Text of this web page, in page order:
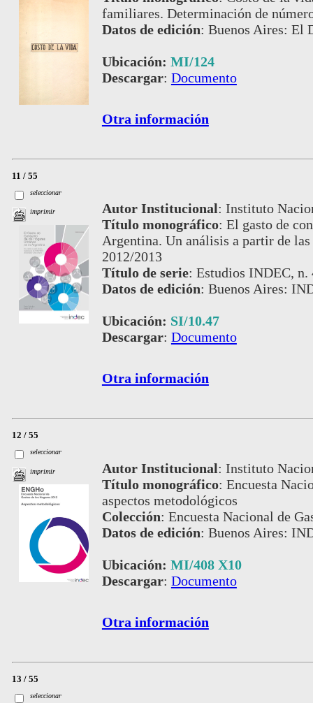
familiares. Determinación de
Datos de edición: Buenos Aires: El
Ubicación: MI/124
Descargar: Documento
Otra información
11 / 55
seleccionar
imprimir Autor Institucional: Instituto
Título monográfico: El gasto de
Argentina. Un análisis a partir de
2012/2013
Título de serie: Estudios INDEC, n.
Datos de edición: Buenos Aires:
Ubicación: SI/10.47
Descargar: Documento
Otra información
12 / 55
seleccionar
imprimir Autor Institucional: Instituto
Título monográfico: Encuesta
aspectos metodológicos
Colección: Encuesta Nacional de
Datos de edición: Buenos Aires:
Ubicación: MI/408 X10
Descargar: Documento
Otra información
13 / 55
seleccionar